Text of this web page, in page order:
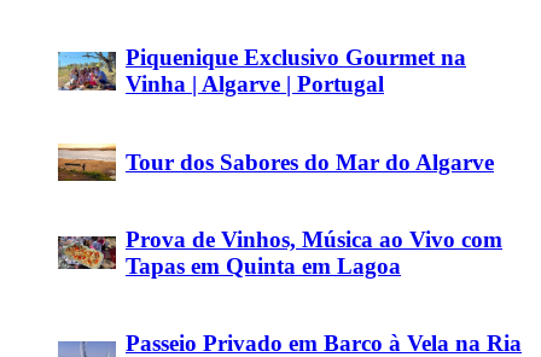
Piquenique Exclusivo Gourmet na
Vinha | Algarve | Portugal
Tour dos Sabores do Mar do Algarve
Prova de Vinhos, Música ao Vivo com
Tapas em Quinta em Lagoa
Passeio Privado em Barco à Vela na Ria